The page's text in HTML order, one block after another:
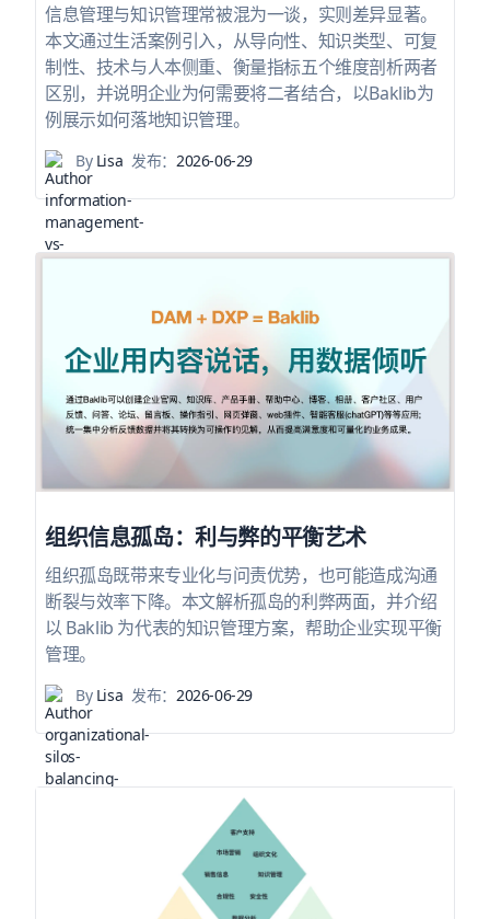
信息管理与知识管理常被混为一谈，实则差异显著。
本文通过生活案例引入，从导向性、知识类型、可复
制性、技术与人本侧重、衡量指标五个维度剖析两者
区别，并说明企业为何需要将二者结合，以Baklib为
例展示如何落地知识管理。
ByLisa 发布：2026-06-29
组织信息孤岛：利与弊的平衡艺术
组织孤岛既带来专业化与问责优势，也可能造成沟通
断裂与效率下降。本文解析孤岛的利弊两面，并介绍
以 Baklib 为代表的知识管理方案，帮助企业实现平衡
管理。
ByLisa 发布： 2026-06-29